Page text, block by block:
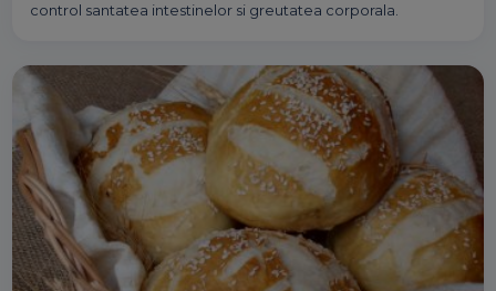
control santatea intestinelor si greutatea corporala.